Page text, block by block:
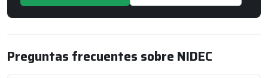
Preguntas frecuentes sobre NIDEC